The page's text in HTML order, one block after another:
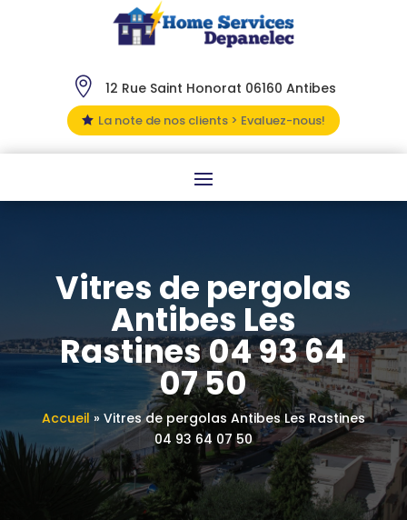
 12 Rue Saint Honorat 06160 Antibes
 La note de nos clients > Evaluez-nous!
Vitres de pergolas
Antibes Les
Rastines 04 93 64
07 50
Accueil » Vitres de pergolas Antibes Les Rastines
04 93 64 07 50